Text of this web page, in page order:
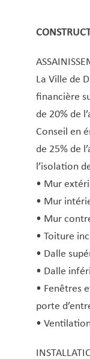
Dépôt de
Extrait des
Fiche de
Gaz et eau
Infos pour
Inscription à
Inscription au
personnes
Inscription
Inscription
Légalisation
Lieux pour
Location de
Location hall
Logement
Logement
Loterie –
La Ville de
financière
de 20% de
Conseil en
de 25% de
l’isolation
• Mur
• Mur
• Mur
• Toiture
• Dalle
• Dalle
• Fenêtres
porte
•